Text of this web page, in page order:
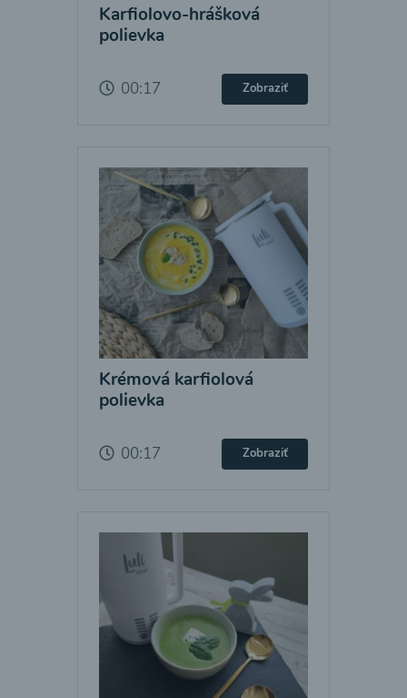
Karfiolovo-hrášková
polievka
00:17 Zobraziť
Krémová karfiolová
polievka
00:17 Zobraziť